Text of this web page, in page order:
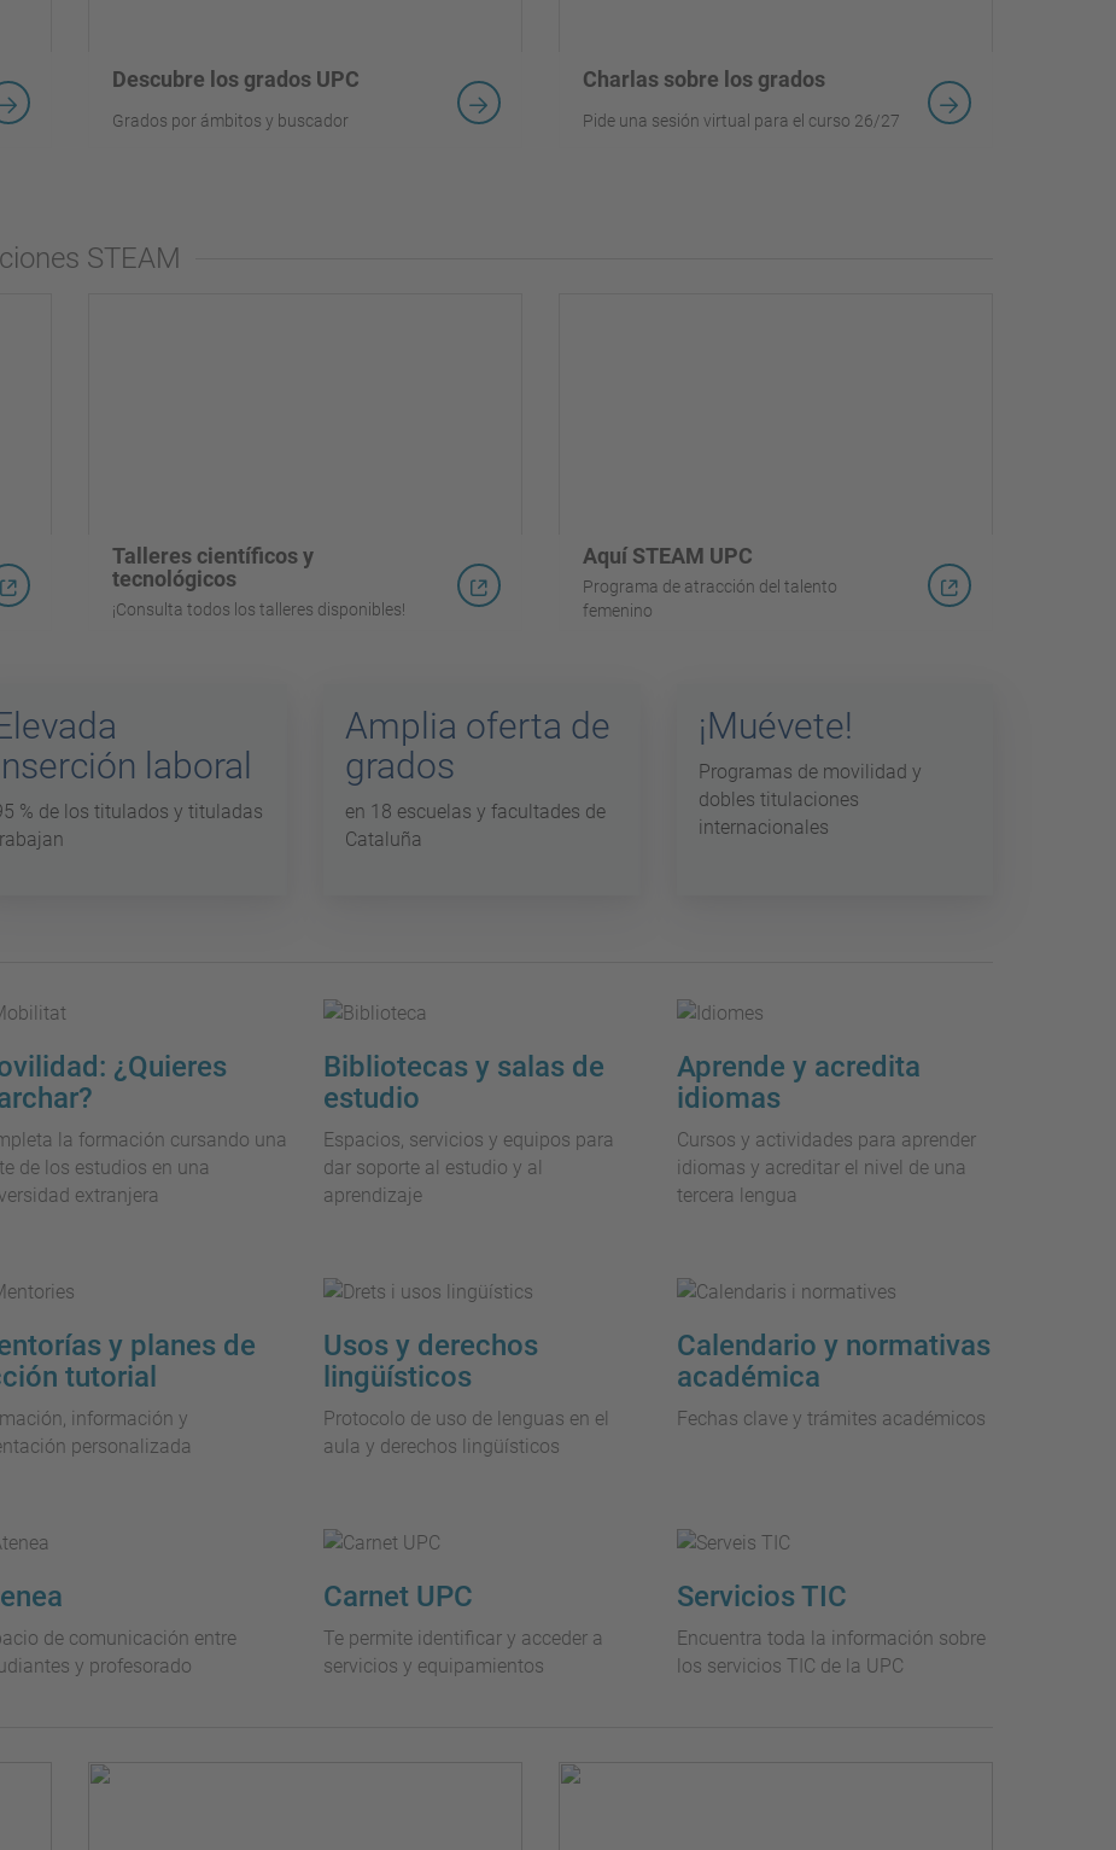
Descubre los grados UPC
Grados por ámbitos y buscador
Charlas sobre los grados
Pide una sesión virtual para el curso 26/27
STEAM
Talleres científicos y
tecnológicos
¡Consulta todos los talleres disponibles!
Aquí STEAM UPC
Programa de atracción del talento
femenino
laboral
% de los titulados y tituladas
Amplia oferta de
grados
en 18 escuelas y facultades de
Cataluña
¡Muévete!
Programas de movilidad y
dobles titulaciones
internacionales
¿Quieres
la formación cursando una
de los estudios en una
extranjera
Bibliotecas y salas de
estudio
Espacios, servicios y equipos para
dar soporte al estudio y al
aprendizaje
Aprende y acredita
idiomas
Cursos y actividades para aprender
idiomas y acreditar el nivel de una
tercera lengua
y planes de
tutorial
información y
personalizada
Usos y derechos
lingüísticos
Protocolo de uso de lenguas en el
aula y derechos lingüísticos
Calendario y normativas
académica
Fechas clave y trámites académicos
de comunicación entre
y profesorado
Carnet UPC
Te permite identificar y acceder a
servicios y equipamientos
Servicios TIC
Encuentra toda la información sobre
los servicios TIC de la UPC